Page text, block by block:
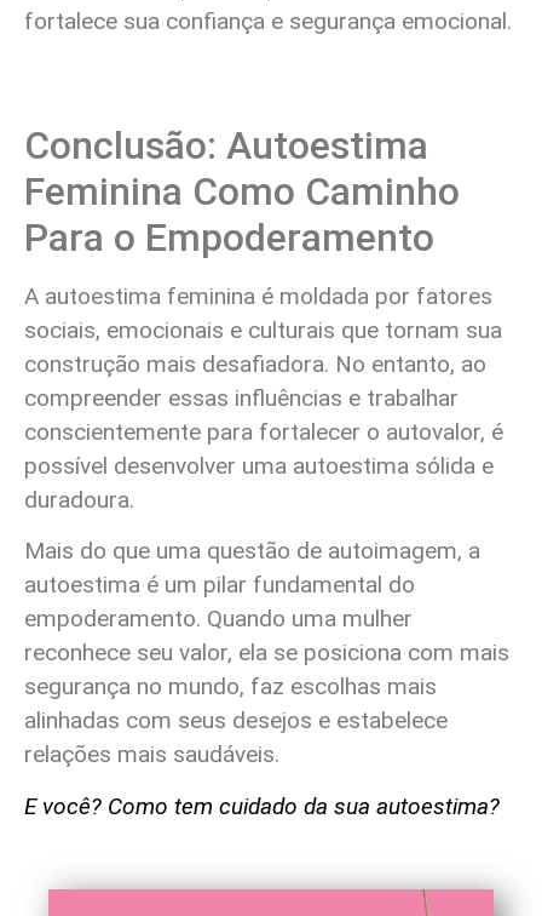
fortalece sua confiança e segurança emocional.
Conclusão: Autoestima
Feminina Como Caminho
Para o Empoderamento
A autoestima feminina é moldada por fatores
sociais, emocionais e culturais que tornam sua
construção mais desafiadora. No entanto, ao
compreender essas influências e trabalhar
conscientemente para fortalecer o autovalor, é
possível desenvolver uma autoestima sólida e
duradoura.
Mais do que uma questão de autoimagem, a
autoestima é um pilar fundamental do
empoderamento. Quando uma mulher
reconhece seu valor, ela se posiciona com mais
segurança no mundo, faz escolhas mais
alinhadas com seus desejos e estabelece
relações mais saudáveis.
E você? Como tem cuidado da sua autoestima?